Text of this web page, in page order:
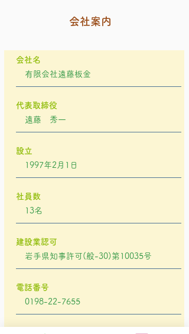
会社案内
会社名
有限会社遠藤板金
代表取締役
遠藤 秀一
設立
1997年2月1日
社員数
13名
建設業認可
岩手県知事許可(般-30)第10035号
電話番号
0198-22-7655